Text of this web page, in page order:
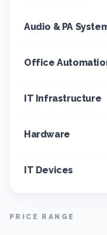
Audio & PA
Office
IT Infrastructure
Hardware
IT Devices
PRICE RANGE